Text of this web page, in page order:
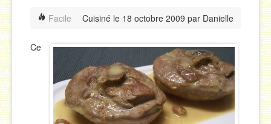
Entrées
Plats
Salades
Sauces
Soupes & Potages
Facile Cuisiné le 18 octobre 2009 par Danielle
Ce